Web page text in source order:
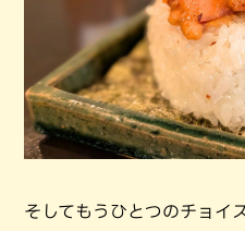
そしてもうひとつのチョイ